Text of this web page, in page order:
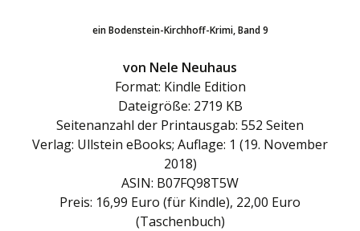
ein Bodenstein-Kirchhoff-Krimi, Band 9
von Nele Neuhaus
Format: Kindle Edition
Dateigröße: 2719 KB
Seitenanzahl der Printausgab: 552 Seiten
Verlag: Ullstein eBooks; Auflage: 1 (19. November
2018)
ASIN: B07FQ98T5W
Preis: 16,99 Euro (für Kindle), 22,00 Euro
(Taschenbuch)